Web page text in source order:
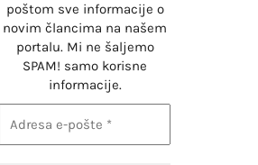
poštom sve informacije o
novim člancima na našem
portalu. Mi ne šaljemo
SPAM! samo korisne
informacije.